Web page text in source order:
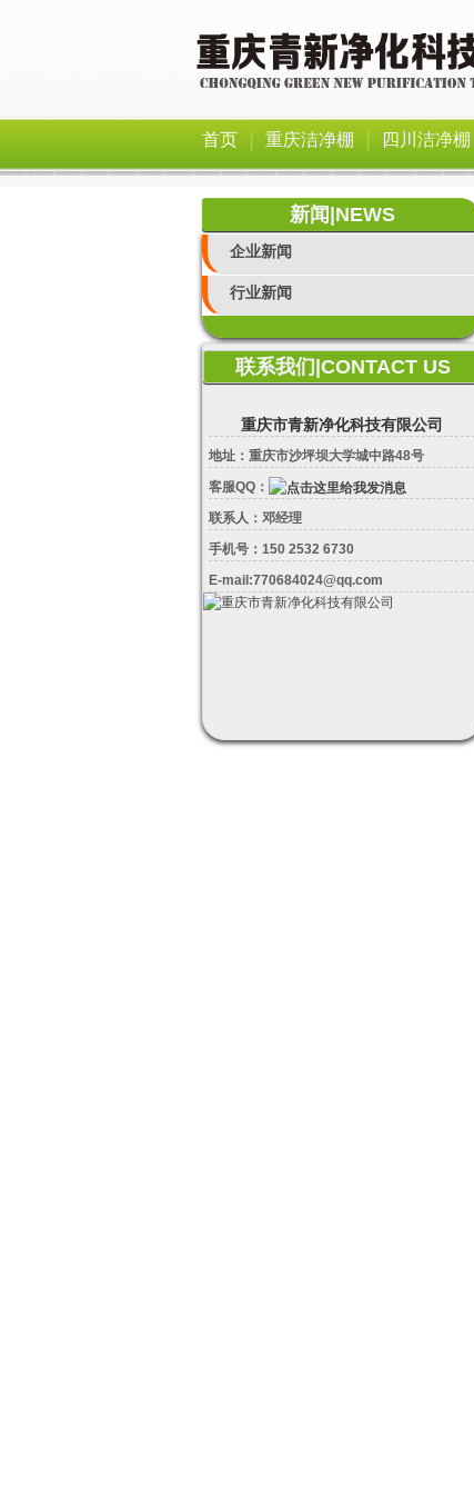
首页 重庆洁净棚 四川洁净棚
新闻|NEWS
企业新闻
行业新闻
联系我们|CONTACT US
重庆市青新净化科技有限公司
地址：重庆市沙坪坝大学城中路48号
客服QQ：
联系人：邓经理
手机号：150 2532 6730
E-mail:770684024@qq.com